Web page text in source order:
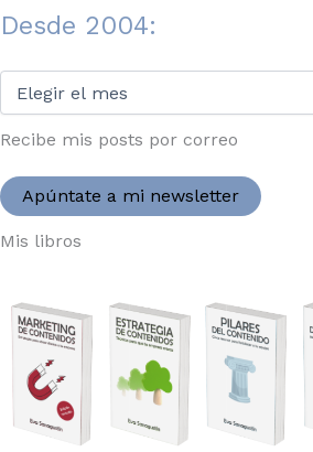
Desde 2004:
2004:
Recibe mis posts por correo
Apúntate a mi newsletter
Mis libros